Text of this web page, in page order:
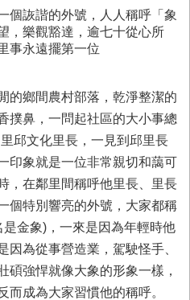
個詼諧的外號，人人稱呼「象
，樂觀豁達，逾七十從心所
事永遠擺第一位
的鄉間農村部落，乾淨整潔的
撲鼻，一問起社區的大小事總
邱文化里長，一見到邱里長
印象就是一位非常親切和藹可
，在鄰里間稱呼他里長、里長
個特別響亮的外號，大家都稱
金象)，一來是因為年輕時他
因為從事營造業，駕駛怪手、
碩強悍就像大象的形象一樣，
而成為大家習慣他的稱呼。